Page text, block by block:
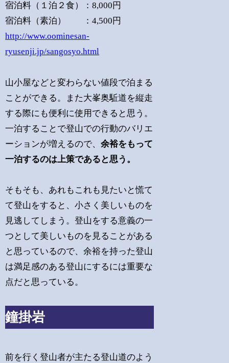
宿泊料（１泊２食）：8,000円
宿泊料（素泊） ：4,500円
http://www.oominesan-
ryusenji.jp/sangosyo.html
山小屋などと変わらない値段で泊まる
ことができる。また大峯奥駈道を縦走
する際にも便利に使用できると思う。
一泊することで登山での行動のバリエ
ーションが増えるので、余裕をもって
一泊するのは上策であると思う。
そもそも、あれもこれも見たいと慌て
て登山をすると、小さく美しいものを
見逃してしまう。登山をする意義の一
つとして美しいものを見ることがある
と思っているので、余裕を持った登山
は満足感のある登山にするには重要な
点だと思っている。
鐘掛岩
前を行く登山者が主たる登山道のよう